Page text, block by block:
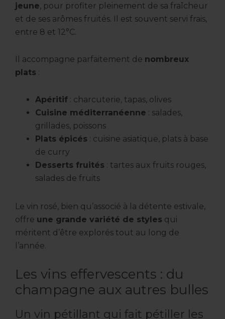
jeune, pour profiter pleinement de sa fraîcheur
et de ses arômes fruités. Il est souvent servi frais,
entre 8 et 12°C.
Il accompagne parfaitement de nombreux
plats :
Apéritif : charcuterie, tapas, olives
Cuisine méditerranéenne : salades,
grillades, poissons
Plats épicés : cuisine asiatique, plats à base
de curry
Desserts fruités : tartes aux fruits rouges,
salades de fruits
Le vin rosé, bien qu’associé à la détente estivale,
offre une grande variété de styles qui
méritent d’être explorés tout au long de
l’année.
Les vins effervescents : du
champagne aux autres bulles
Un vin pétillant qui fait pétiller les